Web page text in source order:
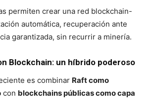
permiten crear una red blockchain-
automática, recuperación ante
garantizada, sin recurrir a minería.
Blockchain: un híbrido poderoso
es combinar Raft como
con blockchains públicas como capa